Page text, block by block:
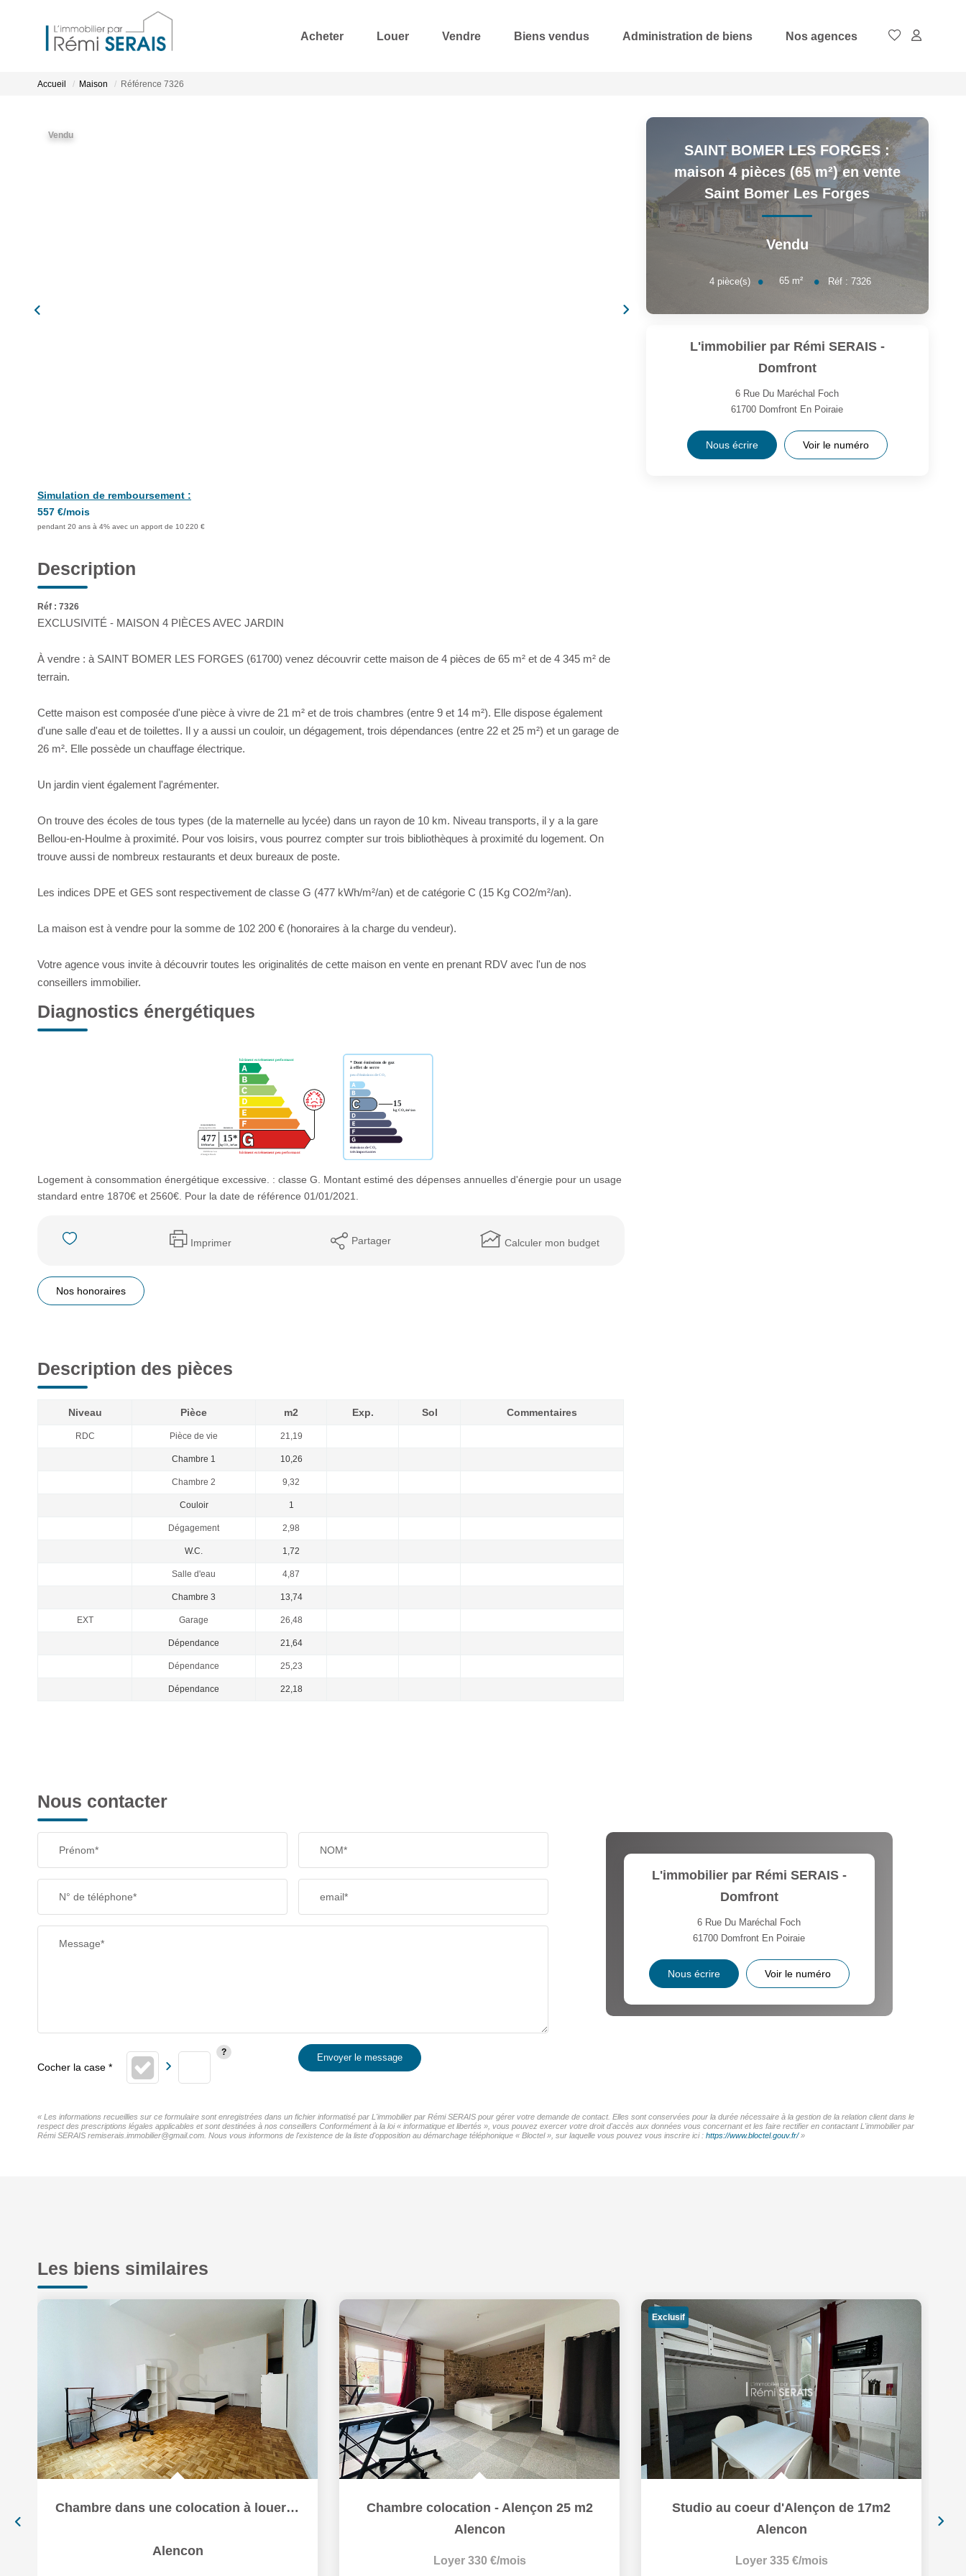
Acheter Louer Vendre Biens vendus Administration de biens Nos agences
Accueil Maison Référence 7326
Vendu
Simulation de remboursement :
557 €/mois
pendant 20 ans à 4% avec un apport de 10 220 €
Description
Réf : 7326
EXCLUSIVITÉ - MAISON 4 PIÈCES AVEC JARDIN
À vendre : à SAINT BOMER LES FORGES (61700) venez découvrir cette maison de 4 pièces de 65 m² et de 4 345 m² de
terrain.
Cette maison est composée d'une pièce à vivre de 21 m² et de trois chambres (entre 9 et 14 m²). Elle dispose également
d'une salle d'eau et de toilettes. Il y a aussi un couloir, un dégagement, trois dépendances (entre 22 et 25 m²) et un garage de
26 m². Elle possède un chauffage électrique.
Un jardin vient également l'agrémenter.
On trouve des écoles de tous types (de la maternelle au lycée) dans un rayon de 10 km. Niveau transports, il y a la gare
Bellou-en-Houlme à proximité. Pour vos loisirs, vous pourrez compter sur trois bibliothèques à proximité du logement. On
trouve aussi de nombreux restaurants et deux bureaux de poste.
Les indices DPE et GES sont respectivement de classe G (477 kWh/m²/an) et de catégorie C (15 Kg CO2/m²/an).
La maison est à vendre pour la somme de 102 200 € (honoraires à la charge du vendeur).
Votre agence vous invite à découvrir toutes les originalités de cette maison en vente en prenant RDV avec l'un de nos
conseillers immobilier.
Diagnostics énergétiques
Logement à consommation énergétique excessive. : classe G. Montant estimé des dépenses annuelles d'énergie pour un usage
standard entre 1870€ et 2560€. Pour la date de référence 01/01/2021.
Imprimer Partager Calculer mon budget
Nos honoraires
Description des pièces
Niveau Pièce m2 Exp. Sol Commentaires
RDC Pièce de vie 21,19
Chambre 1 10,26
Chambre 2 9,32
Couloir 1
Dégagement 2,98
W.C. 1,72
Salle d'eau 4,87
Chambre 3 13,74
EXT Garage 26,48
Dépendance 21,64
Dépendance 25,23
Dépendance 22,18
SAINT BOMER LES FORGES :
maison 4 pièces (65 m²) en vente
Saint Bomer Les Forges
Vendu
4 pièce(s) 65 m² Réf : 7326
L'immobilier par Rémi SERAIS -
Domfront
6 Rue Du Maréchal Foch
61700 Domfront En Poiraie
Nous écrire Voir le numéro
Nous contacter
Prénom* NOM*
N° de téléphone* email*
Message*
Envoyer le message
L'immobilier par Rémi SERAIS -
Domfront
6 Rue Du Maréchal Foch
61700 Domfront En Poiraie
Nous écrire Voir le numéro
« Les informations recueillies sur ce formulaire sont enregistrées dans un fichier informatisé par L'immobilier par Rémi SERAIS pour gérer votre demande de contact. Elles sont conservées pour la durée nécessaire à la gestion de la relation client dans le
respect des prescriptions légales applicables et sont destinées à nos conseillers Conformément à la loi « informatique et libertés », vous pouvez exercer votre droit d'accès aux données vous concernant et les faire rectifier en contactant L'immobilier par
Rémi SERAIS remiserais.immobilier@gmail.com. Nous vous informons de l'existence de la liste d'opposition au démarchage téléphonique « Bloctel », sur laquelle vous pouvez vous inscrire ici : https://www.bloctel.gouv.fr/»
Les biens similaires
Chambre dans une colocation à louer à Alençon - Référence...
Alencon
Chambre colocation - Alençon 25 m2
Alencon
Loyer 330 €/mois
Exclusif
Studio au coeur d'Alençon de 17m2
Alencon
Loyer 335 €/mois